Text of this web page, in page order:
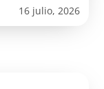
16 julio, 2026